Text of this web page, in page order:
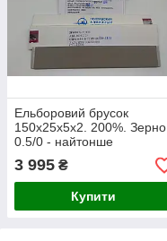
Ельборовий брусок
150х25х5х2. 200%. Зерно
0.5/0 - найтонше
фенол-формальдегідна
3 995 ₴
Купити